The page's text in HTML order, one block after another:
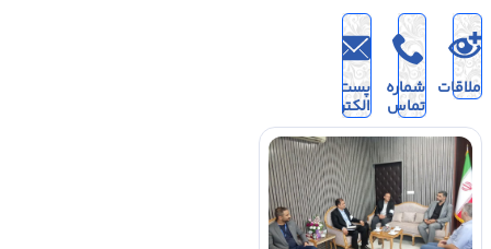
ملاقات شماره
تماس
پست
الکترونیک